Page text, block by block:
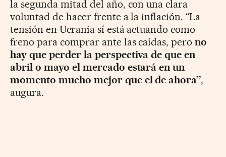
la segunda mitad del año, con una clara
voluntad de hacer frente a la inflación. “La
tensión en Ucrania sí está actuando como
freno para comprar ante las caídas, perono
hay que perder la perspectiva de que en
abril o mayo el mercado estará en un
momento mucho mejor que el de ahora”,
augura.